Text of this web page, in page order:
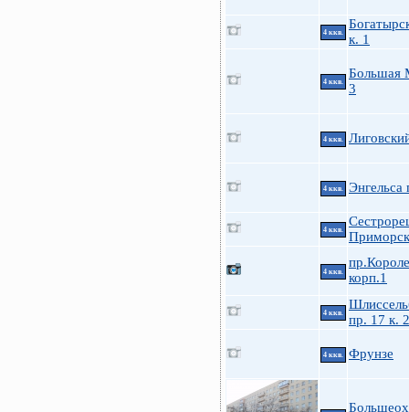
4 ккв.
к. 1
4 ккв.
Большая
3
4 ккв.
4 ккв. Энгельса
4 ккв.
4 ккв.
корп.1
4 ккв.
пр. 17 к. 2
4 ккв. Фрунзе